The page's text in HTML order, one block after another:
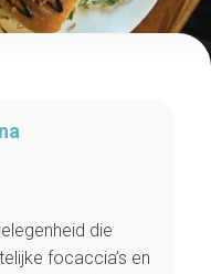
die
focaccia’s en